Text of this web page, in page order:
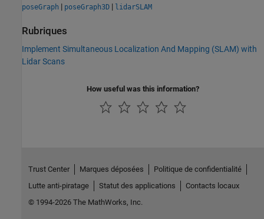
poseGraph | poseGraph3D | lidarSLAM
Rubriques
Implement Simultaneous Localization And Mapping (SLAM) with
Lidar Scans
How useful was this information?
Trust Center Marques déposées
Politique de confidentialité
Lutte anti-piratage
Statut des applications
Contacts locaux
© 1994-2026 The MathWorks, Inc.